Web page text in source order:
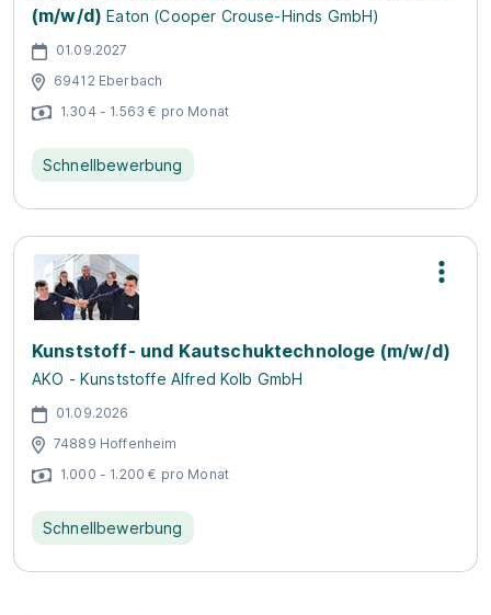
(m/w/d) Eaton (Cooper Crouse-Hinds GmbH)
01.09.2027
69412 Eberbach
1.304 - 1.563 € pro Monat
Schnellbewerbung
Kunststoff- und Kautschuktechnologe (m/w/d)
AKO - Kunststoffe Alfred Kolb GmbH
01.09.2026
74889 Hoffenheim
1.000 - 1.200 € pro Monat
Schnellbewerbung